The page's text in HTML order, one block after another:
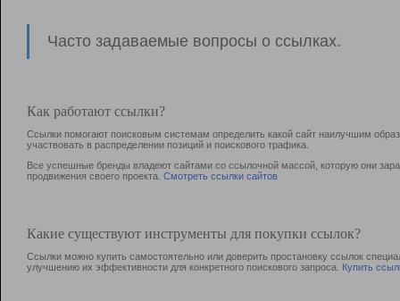
Часто задаваемые вопросы о ссылках.
Как работают ссылки?
Ссылки помогают поисковым системам определить какой сайт наилучшим
участвовать в раcпределении позиций и поискового трафика.
Все успешные бренды владеют сайтами со ссылочной массой, которую они
продвижения своего проекта. Смотреть ссылки сайтов
Какие существуют инструменты для покупки ссылок?
Ссылки можно купить самостоятельно или доверить простановку ссылок
улучшению их эффективности для конкретного поискового запроса. Купить